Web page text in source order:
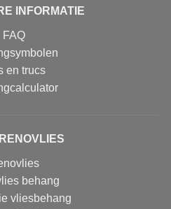
INFORMATIE
FAQ
en trucs
behang
vliesbehang